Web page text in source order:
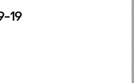
19